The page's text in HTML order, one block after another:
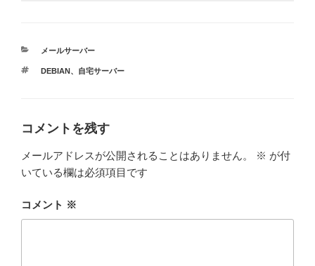
カ
ゴ
メールサーバー
タ
DEBIAN 、 自宅サーバー
コメントを残す
メールアドレスが公開されることはありません。 ※ が付
いている欄は必須項目です
コメント ※